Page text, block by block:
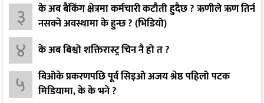
३
के अब बैंकिंग क्षेत्रमा कर्मचारी कटौती हुदैछ ? ऋणीले ऋण तिर्न
नसक्ने अवस्थामा के हुन्छ ? (भिडियो)
४ के अब बिश्वो शक्तिरास्ट्र चिन नै हो त ?
५
बिओके प्रकरणपछि पूर्व सिइओ अजय श्रेष्ठ पहिलो पटक
मिडियामा, के के भने ?